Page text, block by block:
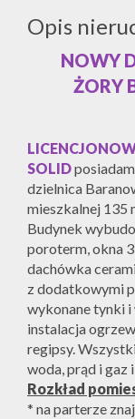
Opis
NOWY
ŻORY
SOLID
dzielnica
mieszkalnej 135
Budynek
poroterm, okna
dachówka
z dodatkowymi
wykonane tynki
instalacja
regipsy.
woda, prąd i gaz
Rozkład
* na parterze